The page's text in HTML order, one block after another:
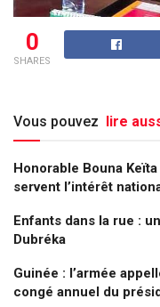
0
SHARES
Vous pouvez lire
Honorable Bouna
servent l’intérêt
Enfants dans la rue :
Dubréka
Guinée : l’armée
congé annuel du